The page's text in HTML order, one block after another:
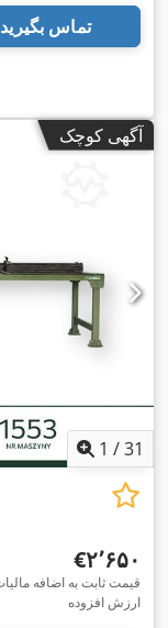
تماس بگیرید
آگهی کوچک
1 /31
‎€۲٬۶۵۰
ارزش افزوده